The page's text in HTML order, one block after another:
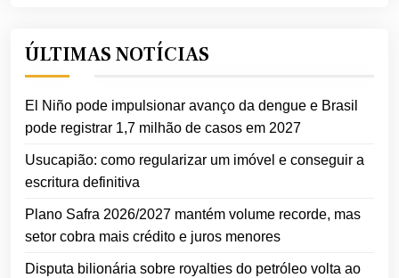
ÚLTIMAS NOTÍCIAS
El Niño pode impulsionar avanço da dengue e Brasil
pode registrar 1,7 milhão de casos em 2027
Usucapião: como regularizar um imóvel e conseguir a
escritura definitiva
Plano Safra 2026/2027 mantém volume recorde, mas
setor cobra mais crédito e juros menores
Disputa bilionária sobre royalties do petróleo volta ao